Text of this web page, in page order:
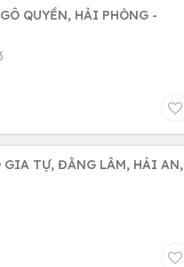
QUYỀN, HẢI PHÒNG -
TỰ, ĐẰNG LÂM, HẢI AN,